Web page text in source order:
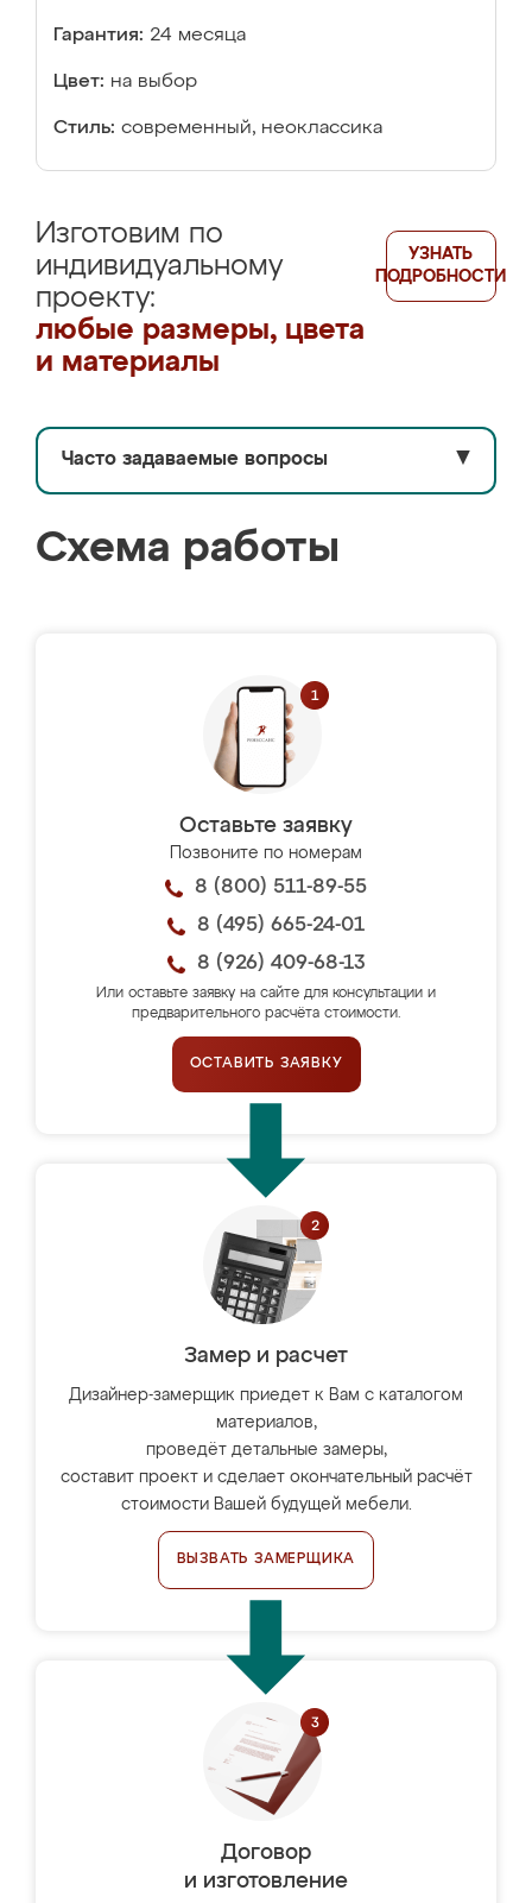
Гарантия: 24 месяца
Цвет: на выбор
Стиль: современный, неоклассика
Изготовим по
индивидуальному
проекту:
любые размеры, цвета
и материалы
УЗНАТЬ
ПОДРОБНОСТИ
Часто задаваемые вопросы ▼
Схема работы
Оставьте заявку
Позвоните по номерам
8 (800) 511-89-55
8 (495) 665-24-01
8 (926) 409-68-13
Или оставьте заявку на сайте для консультации и
предварительного расчёта стоимости.
ОСТАВИТЬ ЗАЯВКУ
Замер и расчет
Дизайнер-замерщик приедет к Вам с каталогом
материалов,
проведёт детальные замеры,
составит проект и сделает окончательный расчёт
стоимости Вашей будущей мебели.
ВЫЗВАТЬ ЗАМЕРЩИКА
Договор
и изготовление